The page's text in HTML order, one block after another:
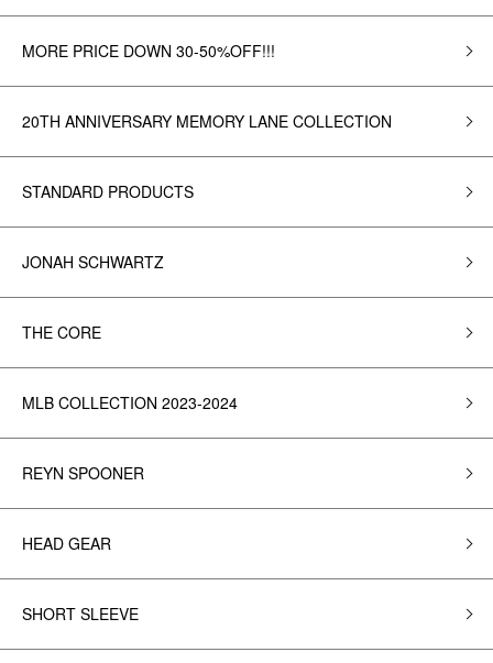
MORE PRICE DOWN 30-50%OFF!!!
20TH ANNIVERSARY MEMORY LANE COLLECTION
STANDARD PRODUCTS
JONAH SCHWARTZ
THE CORE
MLB COLLECTION 2023-2024
REYN SPOONER
HEAD GEAR
SHORT SLEEVE